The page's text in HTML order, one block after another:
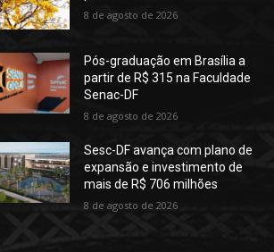
8 de agosto de 2026
Pós-graduação em Brasília a
partir de R$ 315 na Faculdade
Senac-DF
8 de agosto de 2026
Sesc-DF avança com plano de
expansão e investimento de
mais de R$ 706 milhões
8 de agosto de 2026